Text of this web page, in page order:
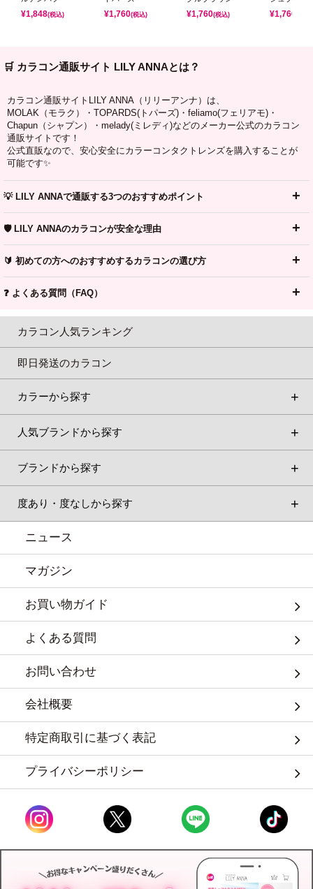
¥1,848(税込) ¥1,760(税込) ¥1,760(税込) ¥1,760
🛒 カラコン通販サイト LILY ANNAとは？
カラコン通販サイトLILY ANNA（リリーアンナ）は、
MOLAK（モラク）・TOPARDS(トパーズ)・feliamo(フェリアモ)・
Chapun（シャプン）・melady(ミレディ)などのメーカー公式のカラコン
通販サイトです！
公式直販なので、安心安全にカラーコンタクトレンズを購入することが
可能です✨
💡 LILY ANNAで通販する3つのおすすめポイント
🛡️ LILY ANNAのカラコンが安全な理由
🔰 初めての方へのおすすめするカラコンの選び方
❓ よくある質問（FAQ）
カラコン人気ランキング
即日発送のカラコン
カラーから探す
人気ブランドから探す
ブランドから探す
度あり・度なしから探す
ニュース
マガジン
お買い物ガイド
よくある質問
お問い合わせ
会社概要
特定商取引に基づく表記
プライバシーポリシー